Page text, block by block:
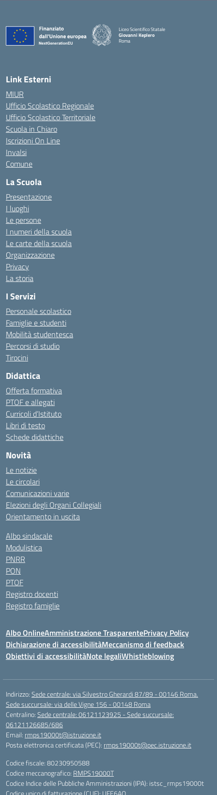
Liceo Scientifico Statale
Giovanni Keplero
Roma
Link Esterni
MIUR
Ufficio Scolastico Regionale
Ufficio Scolastico Territoriale
Scuola in Chiaro
Iscrizioni On Line
Invalsi
Comune
La Scuola
Presentazione
I luoghi
Le persone
I numeri della scuola
Le carte della scuola
Organizzazione
Privacy
La storia
I Servizi
Personale scolastico
Famiglie e studenti
Mobilità studentesca
Percorsi di studio
Tirocini
Didattica
Offerta formativa
PTOF e allegati
Curricoli d’Istituto
Libri di testo
Schede didattiche
Novità
Le notizie
Le circolari
Comunicazioni varie
Elezioni degli Organi Collegiali
Orientamento in uscita
Albo sindacale
Modulistica
PNRR
PON
PTOF
Registro docenti
Registro famiglie
Albo OnlineAmministrazione TrasparentePrivacy Policy
Dichiarazione di accessibilitàMeccanismo di feedback
Obiettivi di accessibilitàNote legaliWhistleblowing
Indirizzo:Sede centrale: via Silvestro Gherardi 87/89 - 00146 Roma.
Sede succursale: via delle Vigne 156 - 00148 Roma
Centralino:Sede centrale: 06121123925 - Sede succursale:
06121126685/686
Email: rmps19000t@istruzione.it
Posta elettronica certificata (PEC): rmps19000t@pec.istruzione.it
Codice fiscale: 80230950588
Codice meccanografico: RMPS19000T
Codice Indice delle Pubbliche Amministrazioni (IPA): istsc_rmps19000t